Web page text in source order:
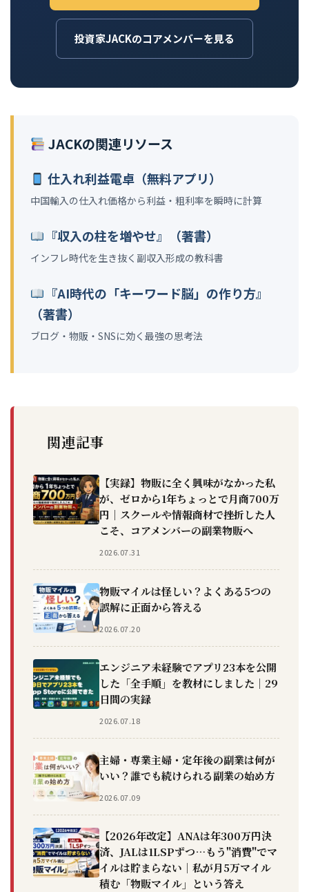
投資家JACKのコアメンバーを見る
JACKの関連リソース
仕入れ利益電卓（無料アプリ）
中国輸入の仕入れ価格から利益・粗利率を瞬時に計算
『収入の柱を増やせ』（著書）
インフレ時代を生き抜く副収入形成の教科書
『AI時代の「キーワード脳」の作り方』
（著書）
ブログ・物販・SNSに効く最強の思考法
関連記事
【実録】物販に全く興味がなかった私
が、ゼロから1年ちょっとで月商700万
円｜スクールや情報商材で挫折した人
こそ、コアメンバーの副業物販へ
2026.07.31
物販マイルは怪しい？よくある5つの
誤解に正面から答える
2026.07.20
エンジニア未経験でアプリ23本を公開
した「全手順」を教材にしました｜29
日間の実録
2026.07.18
主婦・専業主婦・定年後の副業は何が
いい？誰でも続けられる副業の始め方
2026.07.09
【2026年改定】ANAは年300万円決
済、JALは1LSPずつ…もう"消費"でマ
イルは貯まらない｜私が月5万マイル
積む「物販マイル」という答え